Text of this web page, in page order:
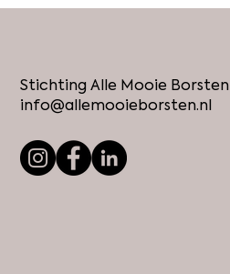
Stichting Alle Mooie Borsten
info@allemooieborsten.nl